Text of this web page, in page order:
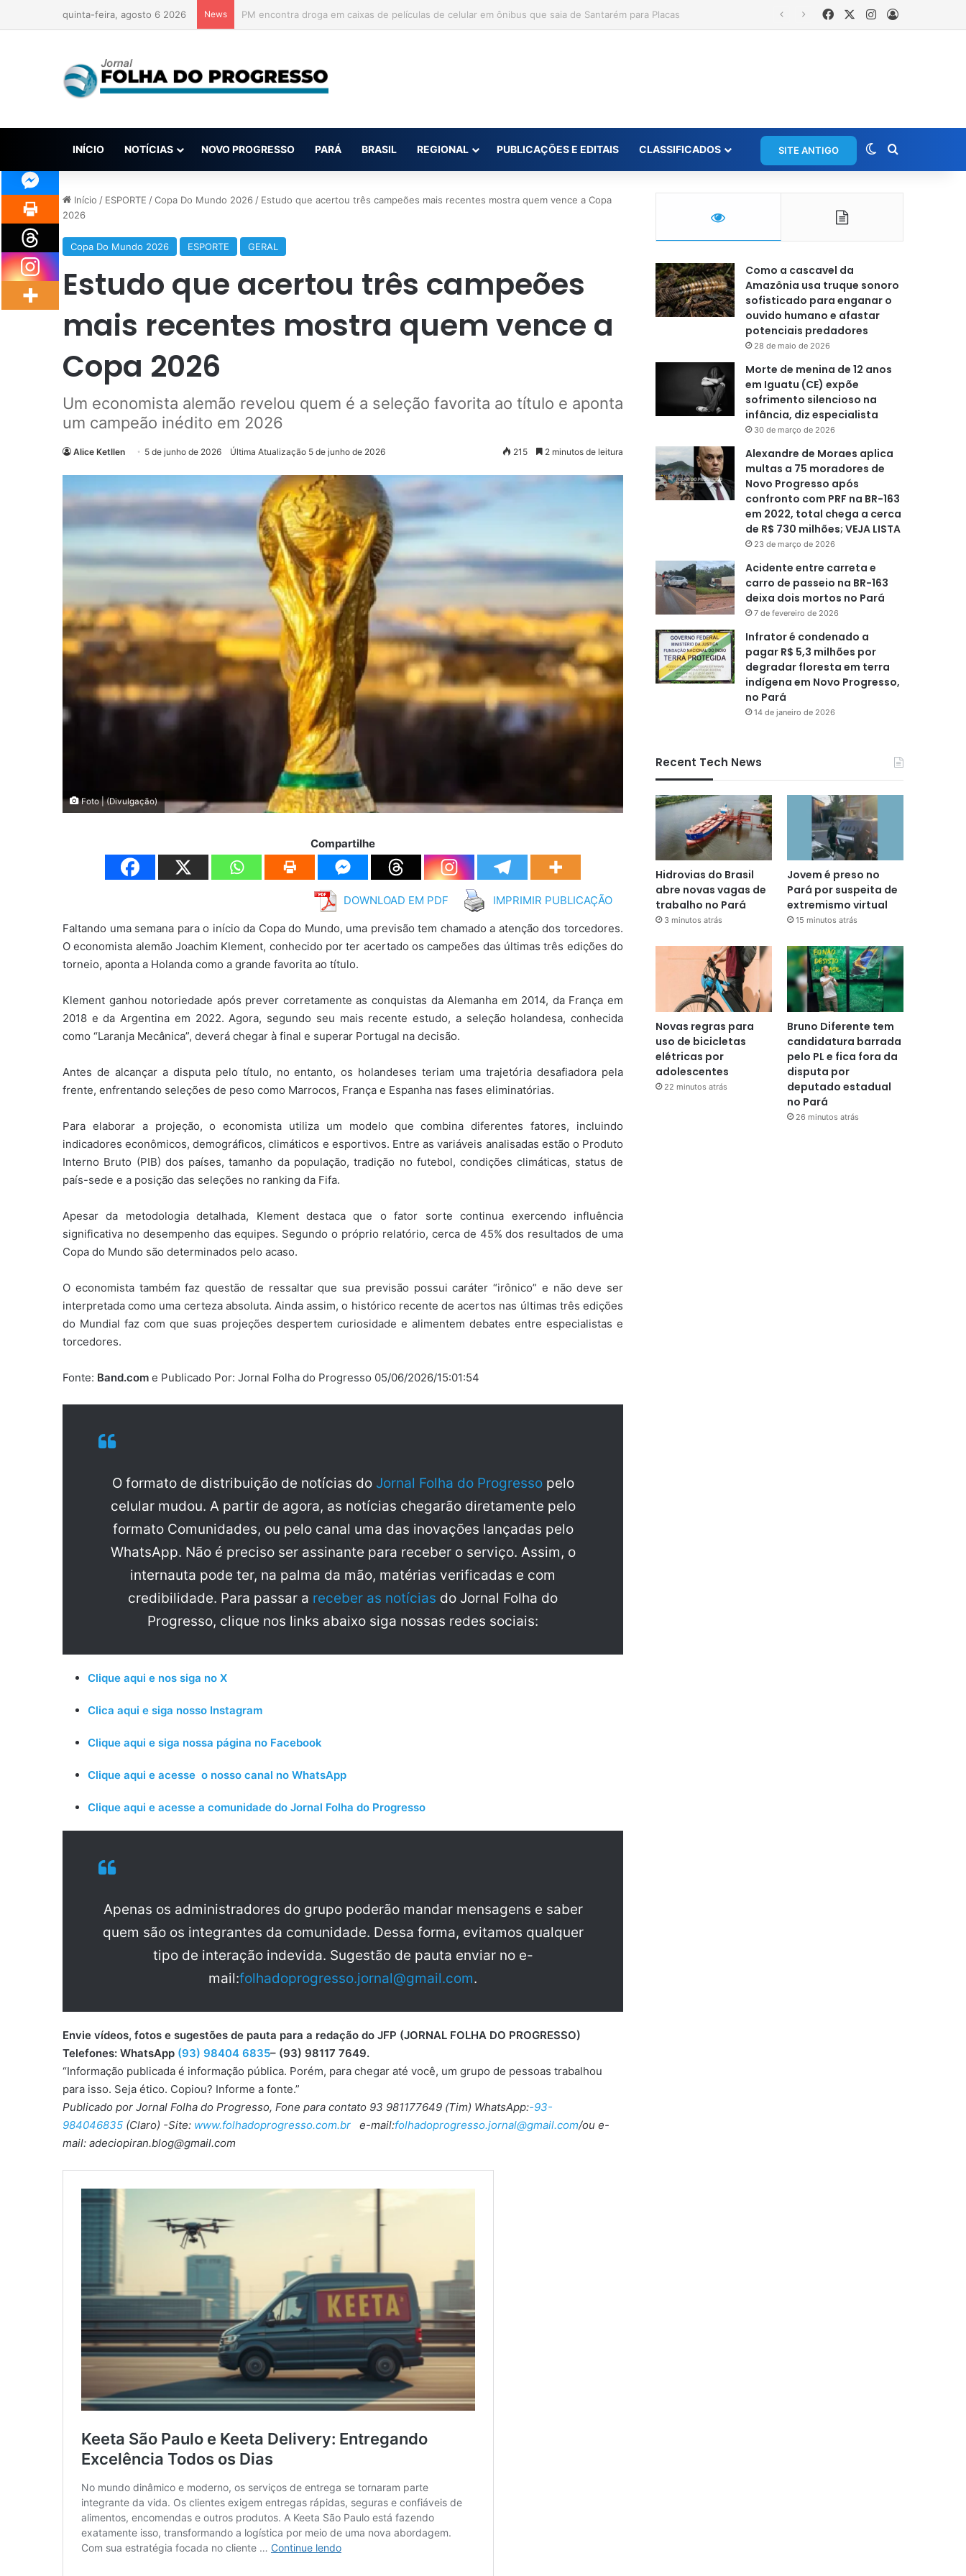
quinta-feira, agosto 6 2026 News Hidrovias do Brasil abre novas vagas de trabalho no Pará FacebookInstagram
INÍCIO NOTÍCIAS NOVO PROGRESSO PARÁ BRASIL REGIONAL PUBLICAÇÕES E EDITAIS CLASSIFICADOS SITE ANTIGO Switch skin
Início / ESPORTE /Copa Do Mundo 2026 / Estudo que acertou três campeões mais recentes mostra quem vence a Copa
2026
Copa Do Mundo 2026 ESPORTE GERAL
Estudo que acertou três campeões
mais recentes mostra quem vence a
Copa 2026
Um economista alemão revelou quem é a seleção favorita ao título e aponta
um campeão inédito em 2026
Alice Ketllen 5 de junho de 2026 Última Atualização 5 de junho de 2026 215 2 minutos de leitura
Foto | (Divulgação)
Compartilhe
DOWNLOAD EM PDF IMPRIMIR PUBLICAÇÃO
Faltando uma semana para o início da Copa do Mundo, uma previsão tem chamado a atenção dos torcedores.
O economista alemão Joachim Klement, conhecido por ter acertado os campeões das últimas três edições do
torneio, aponta a Holanda como a grande favorita ao título.
Klement ganhou notoriedade após prever corretamente as conquistas da Alemanha em 2014, da França em
2018 e da Argentina em 2022. Agora, segundo seu mais recente estudo, a seleção holandesa, conhecida
como “Laranja Mecânica”, deverá chegar à final e superar Portugal na decisão.
Antes de alcançar a disputa pelo título, no entanto, os holandeses teriam uma trajetória desafiadora pela
frente, enfrentando seleções de peso como Marrocos, França e Espanha nas fases eliminatórias.
Para elaborar a projeção, o economista utiliza um modelo que combina diferentes fatores, incluindo
indicadores econômicos, demográficos, climáticos e esportivos. Entre as variáveis analisadas estão o Produto
Interno Bruto (PIB) dos países, tamanho da população, tradição no futebol, condições climáticas, status de
país-sede e a posição das seleções no ranking da Fifa.
Apesar da metodologia detalhada, Klement destaca que o fator sorte continua exercendo influência
significativa no desempenho das equipes. Segundo o próprio relatório, cerca de 45% dos resultados de uma
Copa do Mundo são determinados pelo acaso.
O economista também faz questão de ressaltar que sua previsão possui caráter “irônico” e não deve ser
interpretada como uma certeza absoluta. Ainda assim, o histórico recente de acertos nas últimas três edições
do Mundial faz com que suas projeções despertem curiosidade e alimentem debates entre especialistas e
torcedores.
Fonte: Band.com e Publicado Por: Jornal Folha do Progresso 05/06/2026/15:01:54
O formato de distribuição de notícias do Jornal Folha do Progresso pelo
celular mudou. A partir de agora, as notícias chegarão diretamente pelo
formato Comunidades, ou pelo canal uma das inovações lançadas pelo
WhatsApp. Não é preciso ser assinante para receber o serviço. Assim, o
internauta pode ter, na palma da mão, matérias verificadas e com
credibilidade. Para passar a receber as notícias do Jornal Folha do
Progresso, clique nos links abaixo siga nossas redes sociais:
Clique aqui e nos siga no X
Clica aqui e siga nosso Instagram
Clique aqui e siga nossa página no Facebook
Clique aqui e acesse o nosso canal no WhatsApp
Clique aqui e acesse a comunidade do Jornal Folha do Progresso
Apenas os administradores do grupo poderão mandar mensagens e saber
quem são os integrantes da comunidade. Dessa forma, evitamos qualquer
tipo de interação indevida. Sugestão de pauta enviar no e-
mail:folhadoprogresso.jornal@gmail.com.
Envie vídeos, fotos e sugestões de pauta para a redação do JFP (JORNAL FOLHA DO PROGRESSO)
Telefones: WhatsApp (93) 98404 6835– (93) 98117 7649.
“Informação publicada é informação pública. Porém, para chegar até você, um grupo de pessoas trabalhou
para isso. Seja ético. Copiou? Informe a fonte.”
Publicado por Jornal Folha do Progresso, Fone para contato 93 981177649 (Tim) WhatsApp:-93-
984046835 (Claro) -Site: www.folhadoprogresso.com.br e-mail:folhadoprogresso.jornal@gmail.com/ou e-
mail: adeciopiran.blog@gmail.com
Como a cascavel da
Amazônia usa truque sonoro
sofisticado para enganar o
ouvido humano e afastar
potenciais predadores
28 de maio de 2026
Morte de menina de 12 anos
em Iguatu (CE) expõe
sofrimento silencioso na
infância, diz especialista
30 de março de 2026
Alexandre de Moraes aplica
multas a 75 moradores de
Novo Progresso após
confronto com PRF na BR-163
em 2022, total chega a cerca
de R$ 730 milhões; VEJA LISTA
23 de março de 2026
Acidente entre carreta e
carro de passeio na BR-163
deixa dois mortos no Pará
7 de fevereiro de 2026
Infrator é condenado a
pagar R$ 5,3 milhões por
degradar floresta em terra
indígena em Novo Progresso,
no Pará
14 de janeiro de 2026
Recent Tech News
Hidrovias do Brasil
abre novas vagas de
trabalho no Pará
3 minutos atrás
Jovem é preso no
Pará por suspeita de
extremismo virtual
15 minutos atrás
Novas regras para
uso de bicicletas
elétricas por
adolescentes
22 minutos atrás
Bruno Diferente tem
candidatura barrada
pelo PL e fica fora da
disputa por
deputado estadual
no Pará
26 minutos atrás